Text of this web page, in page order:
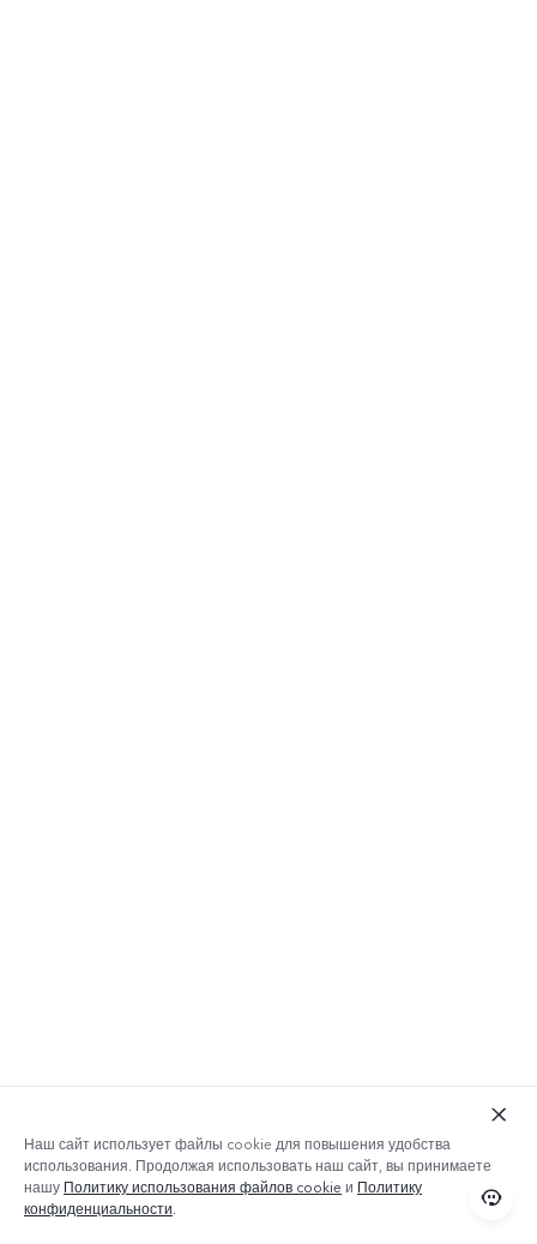
Наш сайт использует файлы cookie для повышения удобства
использования. Продолжая использовать наш сайт, вы принимаете
нашу Политику использования файлов cookie и Политику
конфиденциальности.